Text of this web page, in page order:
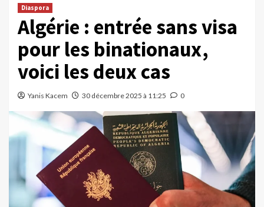
Diaspora
Algérie : entrée sans visa
pour les binationaux,
voici les deux cas
Yanis Kacem 30 décembre 2025 à 11:25 0